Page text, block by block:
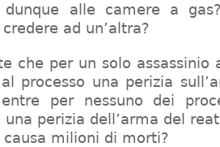
dunque alle camere a
ad un’altra?
che per un solo assassinio
processo una perizia
per nessuno dei
perizia dell’arma del
causa milioni di morti?